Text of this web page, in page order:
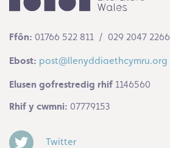
Ffôn: 01766 522 811 / 029 2047 2266
Ebost: post@llenyddiaethcymru.org
Elusen gofrestredig rhif 1146560
Rhif y cwmni: 07779153
Twitter